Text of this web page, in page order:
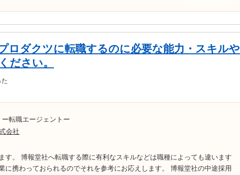
ロダクツに転職するのに必要な能力・スキルや
ださい。
た
ー転職エージェントー
会社
す。 博報堂社へ転職する際に有利なスキルなどは職種によっても違います
に携わっておられるのでそれを参考にお応えします。 博報堂社の中途採用